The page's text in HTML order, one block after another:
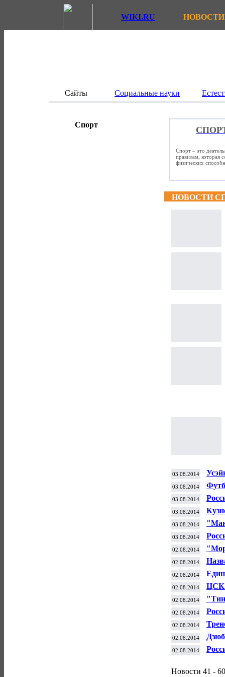
WIKI.RU НОВОСТИ
Сайты Социальные науки
Спорт
Спорт – это
правилам, которая
физических
НОВОСТИ
03.08.2014
03.08.2014
03.08.2014
03.08.2014
03.08.2014
03.08.2014
м
02.08.2014
м
02.08.2014
02.08.2014
ждет
02.08.2014
02.08.2014
02.08.2014
02.08.2014
02.08.2014
02.08.2014
Новости 41 -